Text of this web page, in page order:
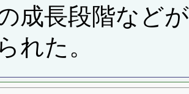
成長段階など
れた。